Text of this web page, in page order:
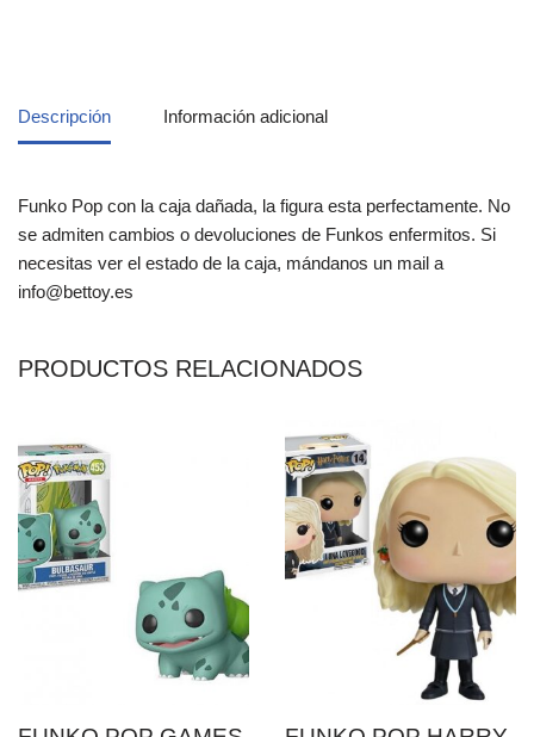
Descripción Información adicional
Funko Pop con la caja dañada, la figura esta perfectamente. No
se admiten cambios o devoluciones de Funkos enfermitos. Si
necesitas ver el estado de la caja, mándanos un mail a
info@bettoy.es
PRODUCTOS RELACIONADOS